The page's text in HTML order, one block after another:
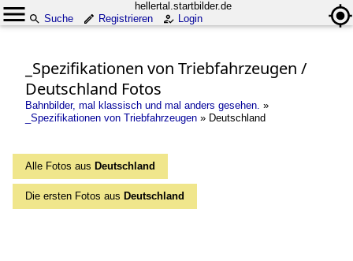
hellertal.startbilder.de
Suche
Registrieren Login
_Spezifikationen von Triebfahrzeugen /
Deutschland Fotos
Bahnbilder, mal klassisch und mal anders gesehen. »
_Spezifikationen von Triebfahrzeugen » Deutschland
Alle Fotos aus Deutschland
Die ersten Fotos aus Deutschland